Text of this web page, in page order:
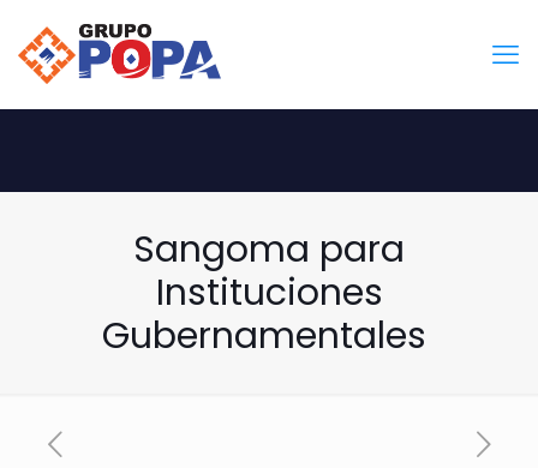
Sangoma para
Instituciones
Gubernamentales